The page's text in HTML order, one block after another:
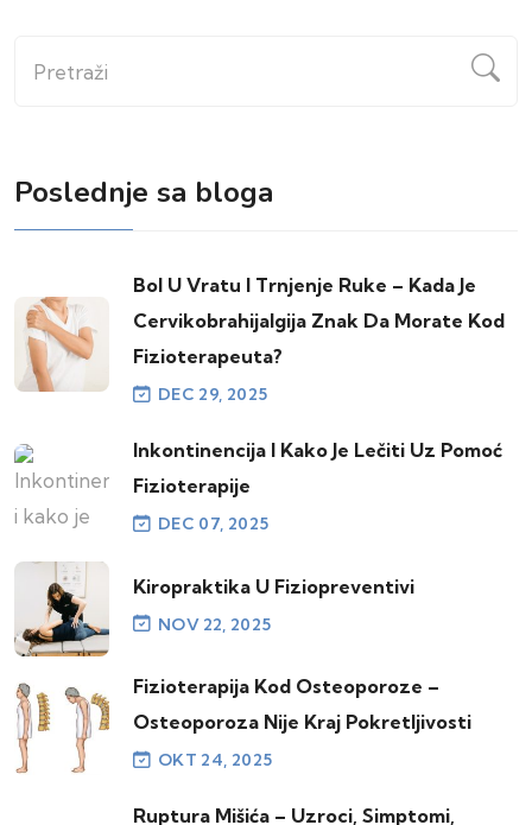
Poslednje sa bloga
Bol U Vratu I Trnjenje Ruke – Kada Je
Cervikobrahijalgija Znak Da Morate Kod
Fizioterapeuta?
DEC 29, 2025
Inkontinencija I Kako Je Lečiti Uz Pomoć
Fizioterapije
DEC 07, 2025
Kiropraktika U Fiziopreventivi
NOV 22, 2025
Fizioterapija Kod Osteoporoze –
Osteoporoza Nije Kraj Pokretljivosti
OKT 24, 2025
Ruptura Mišića – Uzroci, Simptomi,